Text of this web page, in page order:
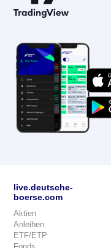
live.deutsche-
boerse.com
Aktien
Anleihen
ETF/ETP